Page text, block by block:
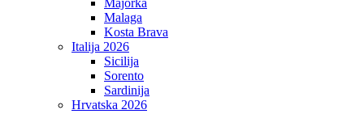
Majorka
Malaga
Kosta Brava
Italija 2026
Sicilija
Sorento
Sardinija
Hrvatska 2026